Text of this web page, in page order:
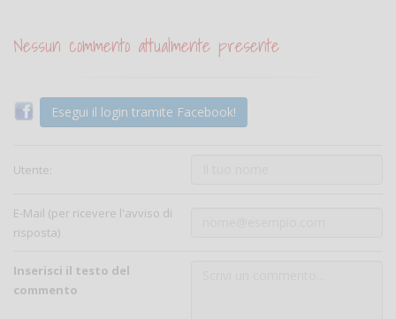
Nessun commento attualmente presente
Esegui il login tramite Facebook!
Utente:
E-Mail (per ricevere l'avviso di
risposta)
Inserisci il testo del
commento